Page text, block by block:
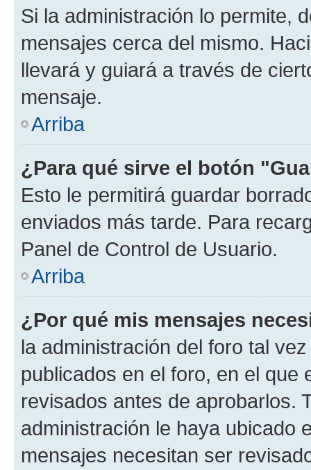
Si la administración lo permite,
mensajes cerca del mismo.
llevará y guiará a través de
mensaje.
Arriba
¿Para qué sirve el botón
Esto le permitirá guardar
enviados más tarde. Para
Panel de Control de Usuario.
Arriba
¿Por qué mis mensajes
la administración del foro tal
publicados en el foro, en el
revisados antes de aprobarlos.
administración le haya ubicado
mensajes necesitan ser